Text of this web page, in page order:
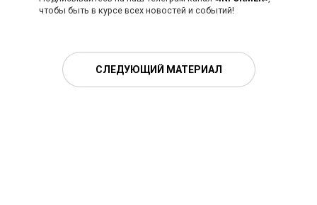
чтобы быть в курсе всех новостей и событий!
СЛЕДУЮЩИЙ МАТЕРИАЛ